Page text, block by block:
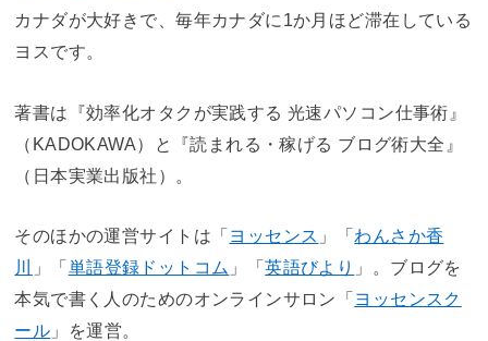
カナダが大好きで、毎年カナダに1か月ほど滞在している
ヨスです。
著書は『効率化オタクが実践する 光速パソコン仕事術』
（KADOKAWA）と『読まれる・稼げる ブログ術大全』
（日本実業出版社）。
そのほかの運営サイトは「ヨッセンス 」「わんさか香
川
」「単語登録ドットコム 」「英語びより 」。ブログを
本気で書く人のためのオンラインサロン「ヨッセンスク
ール 」を運営。